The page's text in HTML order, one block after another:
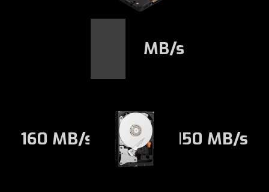
MB/s
160 MB/s 150 MB/s